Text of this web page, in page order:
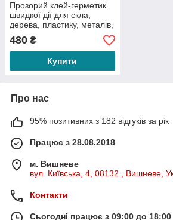
Прозорий клей-герметик
швидкої дії для скла,
дерева, пластику, металів,
каменю HYBRICX 35 C
480 ₴
Купити
Про нас
95% позитивних з 182 відгуків за рік
Працює з 28.08.2018
м. Вишневе
вул. Київська, 4, 08132 , Вишневе,
Контакти
Сьогодні працює з 09:00 до 18:00